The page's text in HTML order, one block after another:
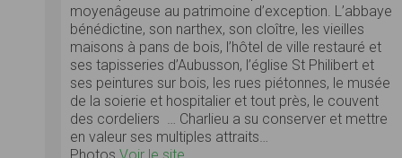
moyenâgeuse au patrimoine d’exception. L’abbaye
bénédictine, son narthex, son cloître, les vieilles
maisons à pans de bois, l’hôtel de ville restauré et
ses tapisseries d’Aubusson, l’église St Philibert et
ses peintures sur bois, les rues piétonnes, le musée
de la soierie et hospitalier et tout près, le couvent
des cordeliers … Charlieu a su conserver et mettre
en valeur ses multiples attraits…